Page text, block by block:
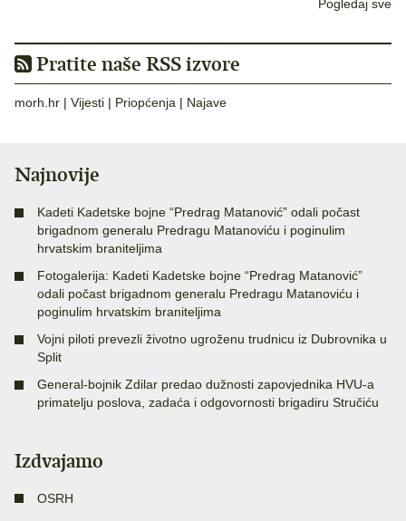
Pogledaj sve
Pratite naše RSS izvore
morh.hr | Vijesti | Priopćenja | Najave
Najnovije
Kadeti Kadetske bojne “Predrag Matanović” odali počast
brigadnom generalu Predragu Matanoviću i poginulim
hrvatskim braniteljima
Fotogalerija: Kadeti Kadetske bojne “Predrag Matanović”
odali počast brigadnom generalu Predragu Matanoviću i
poginulim hrvatskim braniteljima
Vojni piloti prevezli životno ugroženu trudnicu iz Dubrovnika u
Split
General-bojnik Zdilar predao dužnosti zapovjednika HVU-a
primatelju poslova, zadaća i odgovornosti brigadiru Stručiću
Izdvajamo
OSRH